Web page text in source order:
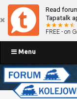
Read
Tapatalk
FREE - on
Menu